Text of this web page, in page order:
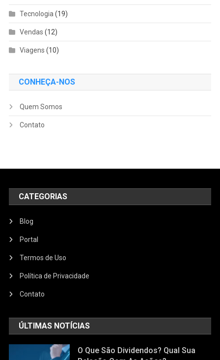
Tecnologia (19)
Vendas (12)
Viagens (10)
CONHEÇA-NOS
Quem Somos
Contato
CATEGORIAS
Blog
Portal
Termos de Uso
Política de Privacidade
Contato
ÚLTIMAS NOTÍCIAS
O Que São Dividendos? Qual Sua